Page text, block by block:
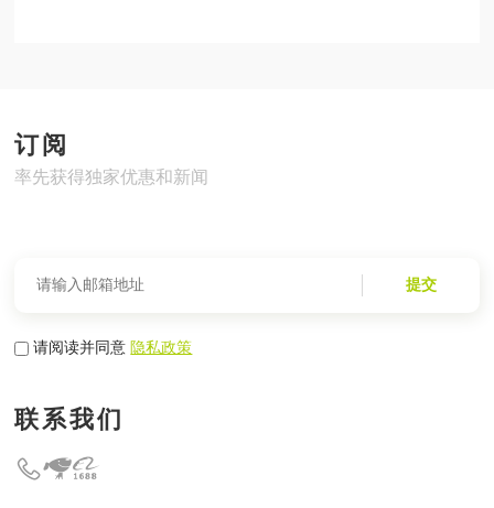
订阅
率先获得独家优惠和新闻
提交
请阅读并同意隐私政策
联系我们